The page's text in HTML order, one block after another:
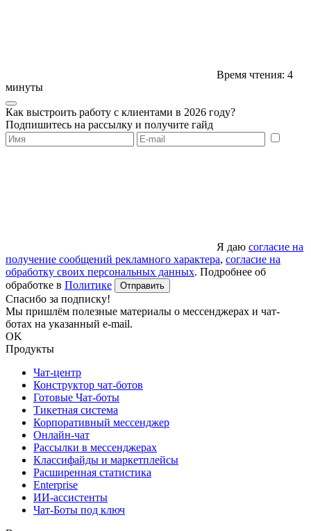
Время чтения: 4
минуты
Как выстроить работу с клиентами в 2026 году?
Подпишитесь на рассылку и получите гайд
Я даю согласие на
получение сообщений рекламного характера, согласие на
обработку своих персональных данных. Подробнее об
обработке в Политике Отправить
Спасибо за подписку!
Мы пришлём полезные материалы о мессенджерах и чат-
ботах на указанный e-mail.
OK
Продукты
Чат-центр
Конструктор чат-ботов
Готовые Чат-боты
Тикетная система
Корпоративный мессенджер
Онлайн-чат
Рассылки в мессенджерах
Классифайды и маркетплейсы
Расширенная статистика
Enterprise
ИИ-ассистенты
Чат-Боты под ключ